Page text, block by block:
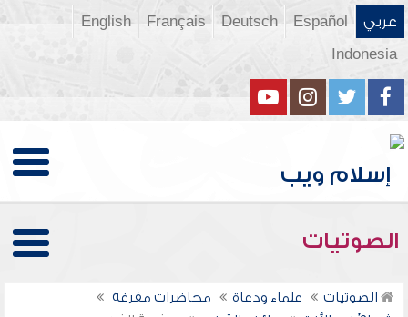
عربي Español
Deutsch
Français
English
Indonesia
الصوتيات
الصوتيات علماء ودعاة
محاضرات مفرغة